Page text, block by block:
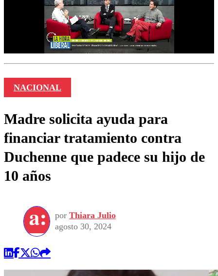
NACIONAL
Madre solicita ayuda para
financiar tratamiento contra
Duchenne que padece su hijo de
10 años
por Thiara Julio
agosto 30, 2024